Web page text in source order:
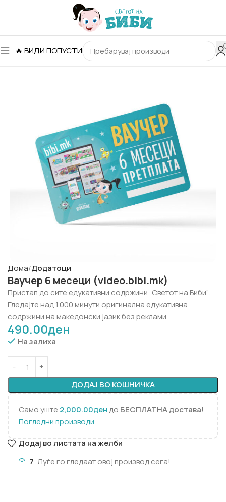
🔥 ВИДИ ПОПУСТИ
Дома Додатоци
Ваучер 6 месеци (video.bibi.mk)
Пристап до сите едукативни содржини „Светот на Биби“.
Гледајте над 1.000 минути оригинална едукативна
содржини на македонски јазик без реклами.
490.00ден
На залиха
ДОДАЈ ВО КОШНИЧКА
Само уште 2,000.00дендо БЕСПЛАТНА достава!
Погледни производи
Додај во листата на желби
7 Луѓе го гледаат овој производ сега!